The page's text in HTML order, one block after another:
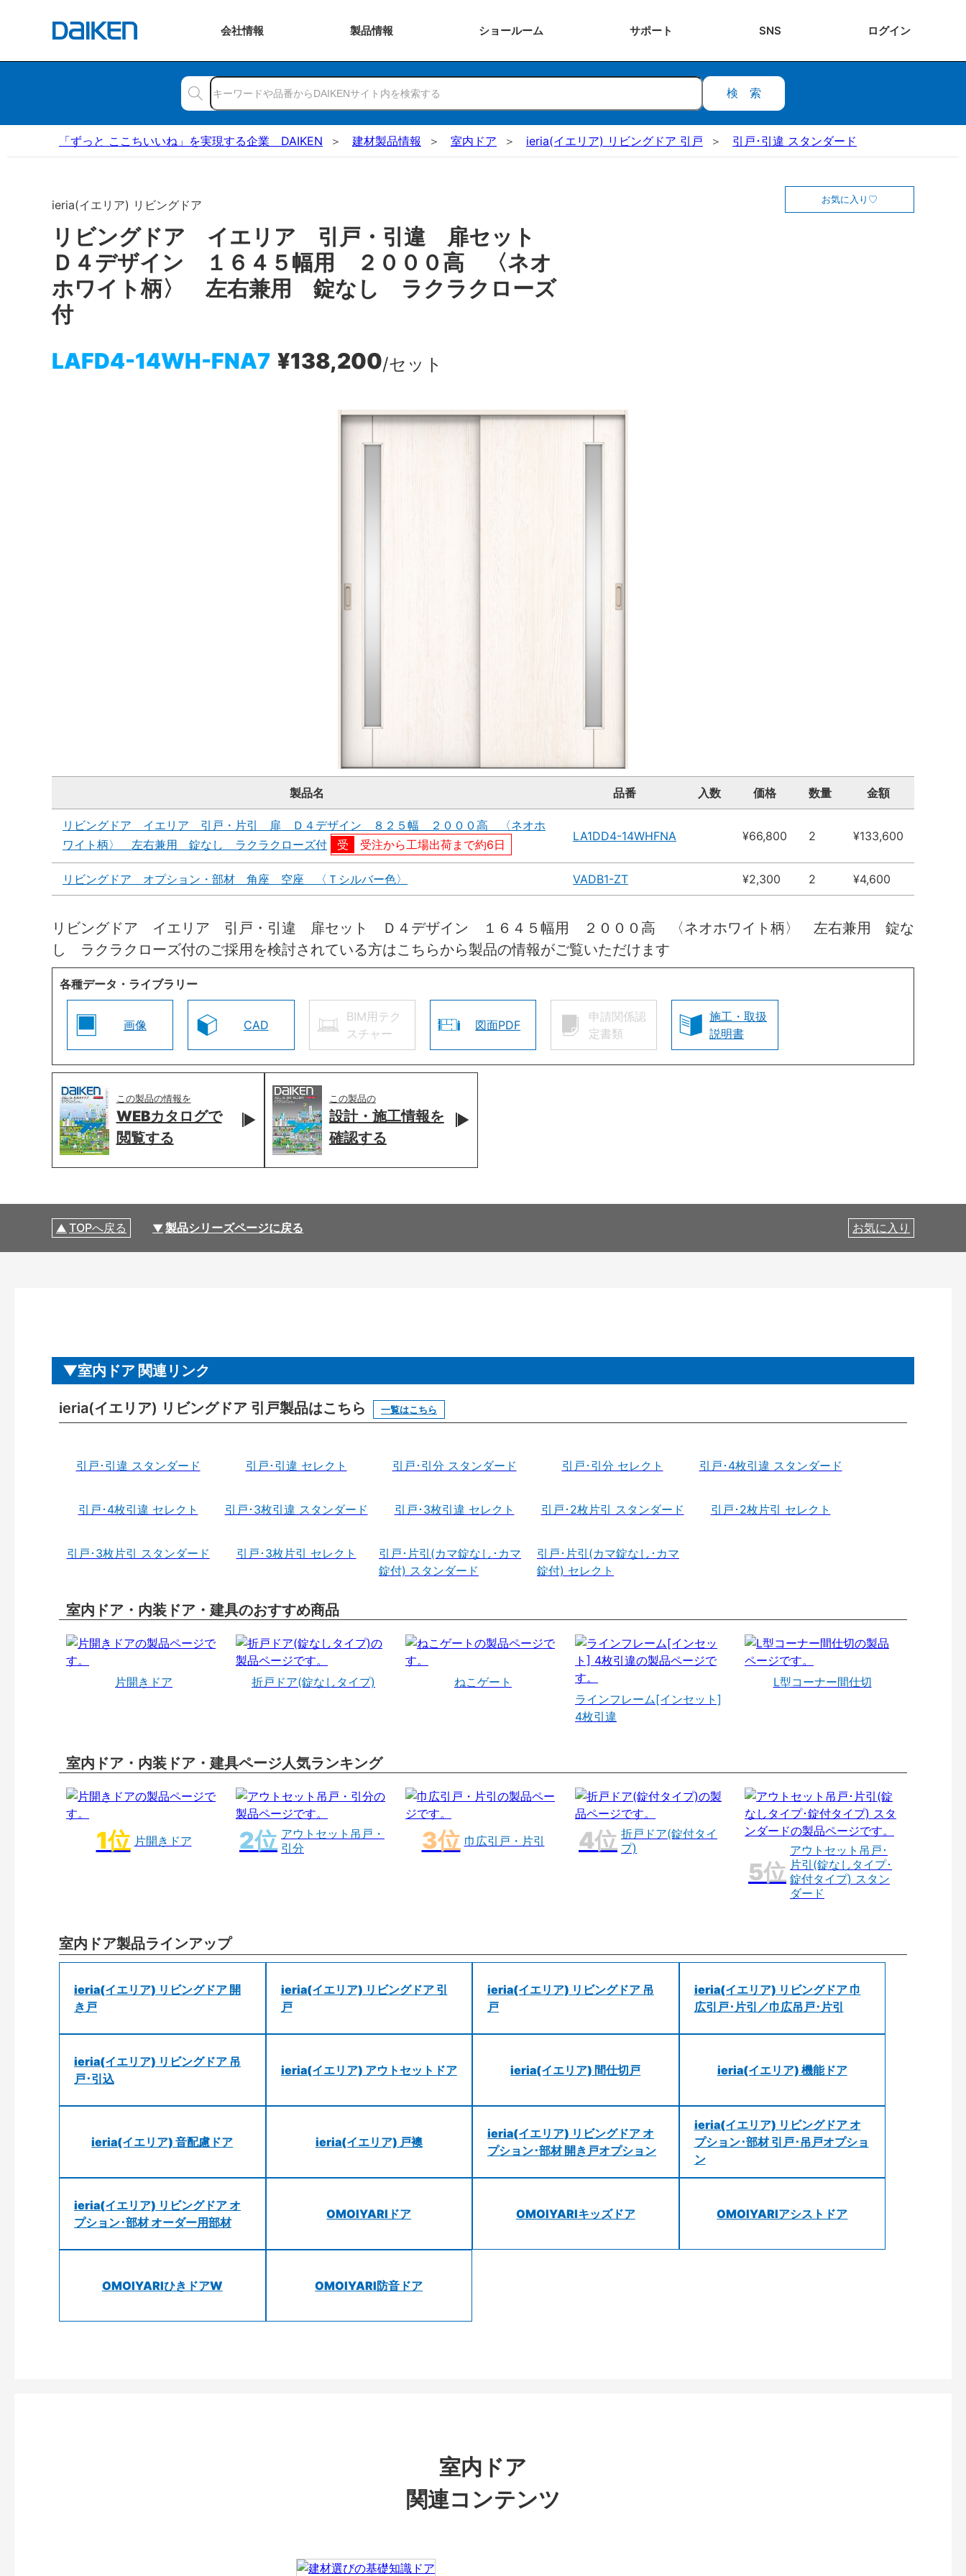
会社情報 製品情報 ショールーム サポート SNS ログイン
検索
「ずっと ここちいいね」を実現する企業 DAIKEN 建材製品情報 室内ドア ieria(イエリア) リビングドア 引戸 引戸･引違 スタンダード
ieria(イエリア) リビングドア
リビングドア イエリア 引戸・引違 扉セット
Ｄ４デザイン １６４５幅用 ２０００高 〈ネオ
ホワイト柄〉 左右兼用 錠なし ラクラクローズ
付
LAFD4-14WH-FNA7 ¥138,200/セット
お気に入り
製品名 品番 入数 価格 数量 金額
リビングドア イエリア 引戸・片引 扉 Ｄ４デザイン ８２５幅 ２０００高 〈ネオホ
ワイト柄〉 左右兼用 錠なし ラクラクローズ付
受注から工場出荷まで約6日
LA1DD4-14WHFNA ¥66,800 2 ¥133,600
リビングドア オプション・部材 角座 空座 〈Ｔシルバー色〉 VADB1-ZT ¥2,300 2 ¥4,600
リビングドア イエリア 引戸・引違 扉セット Ｄ４デザイン １６４５幅用 ２０００高 〈ネオホワイト柄〉 左右兼用 錠な
し ラクラクローズ付のご採用を検討されている方はこちらから製品の情報がご覧いただけます
各種データ・ライブラリー
画像 CAD
BIM用テク
スチャー
図面PDF
申請関係認
定書類
施工・取扱
説明書
この製品の情報を
WEBカタログで
閲覧する
この製品の
設計・施工情報を
確認する
TOPへ戻る 製品シリーズページに戻る お気に入り
室内ドア 関連リンク
ieria(イエリア) リビングドア 引戸製品はこちら 一覧はこちら
引戸･引違 スタンダード 引戸･引違 セレクト 引戸･引分 スタンダード 引戸･引分 セレクト 引戸･4枚引違 スタンダード
引戸･4枚引違 セレクト 引戸･3枚引違 スタンダード 引戸･3枚引違 セレクト 引戸･2枚片引 スタンダード 引戸･2枚片引 セレクト
引戸･3枚片引 スタンダード 引戸･3枚片引 セレクト
引戸･片引(カマ錠なし･カマ
錠付) スタンダード
引戸･片引(カマ錠なし･カマ
錠付) セレクト
室内ドア・内装ドア・建具のおすすめ商品
片開きドア 折戸ドア(錠なしタイプ)
ねこゲート
ラインフレーム[インセット]
4枚引違
L型コーナー間仕切
室内ドア・内装ドア・建具ページ人気ランキング
片開きドア
アウトセット吊戸・
引分
巾広引戸・片引
折戸ドア(錠付タイ
プ)
アウトセット吊戸･
片引(錠なしタイプ･
錠付タイプ) スタン
ダード
室内ドア製品ラインアップ
ieria(イエリア) リビングドア 開
き戸
ieria(イエリア) リビングドア 引
戸
ieria(イエリア) リビングドア 吊
戸
ieria(イエリア) リビングドア 巾
広引戸･片引／巾広吊戸･片引
ieria(イエリア) リビングドア 吊
戸･引込
ieria(イエリア) アウトセットドア ieria(イエリア) 間仕切戸 ieria(イエリア) 機能ドア
ieria(イエリア) 音配慮ドア ieria(イエリア) 戸襖
ieria(イエリア) リビングドア オ
プション･部材 開き戸オプション
ieria(イエリア) リビングドア オ
プション･部材 引戸･吊戸オプショ
ン
ieria(イエリア) リビングドア オ
プション･部材 オーダー用部材
OMOIYARIドア OMOIYARIキッズドア OMOIYARIアシストドア
OMOIYARIひきドアW OMOIYARI防音ドア
室内ドア
関連コンテンツ